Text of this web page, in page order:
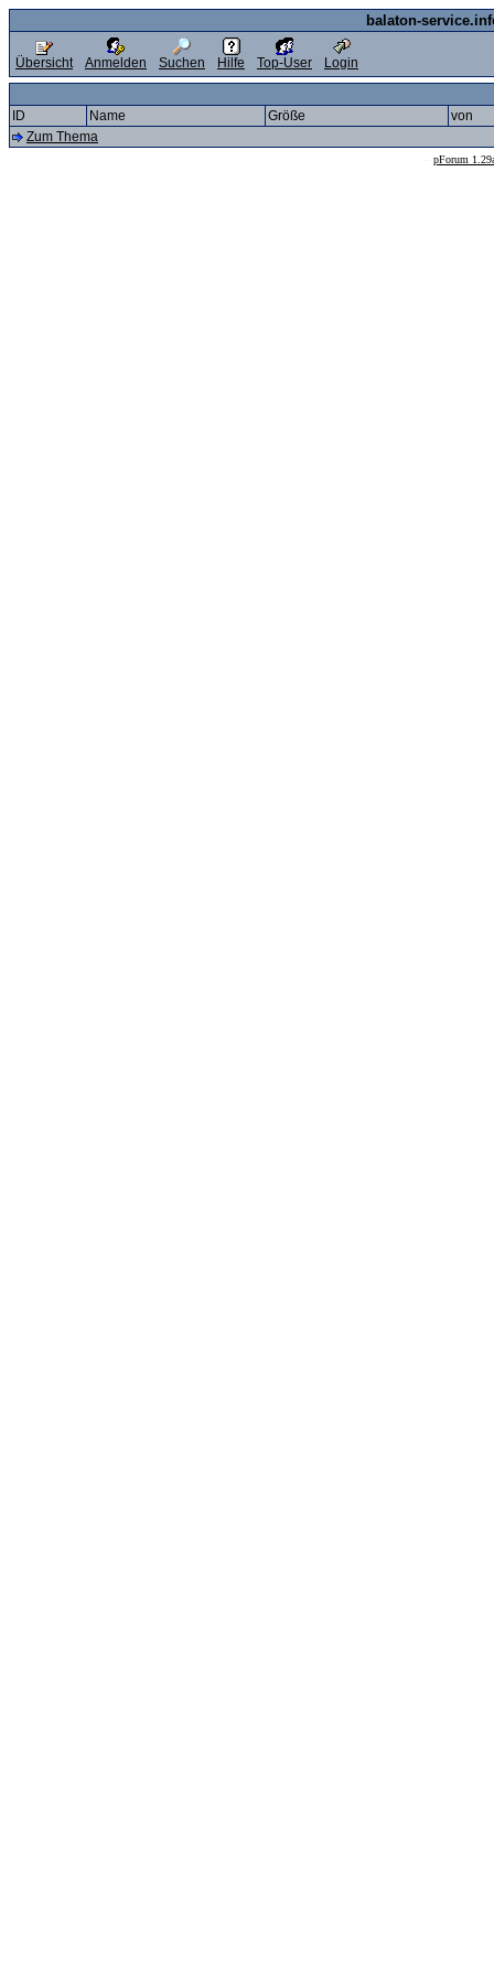
balaton-
Übersicht Anmelden Suchen Hilfe Top-User Login
ID Name Größe
von
Zum Thema
pForum